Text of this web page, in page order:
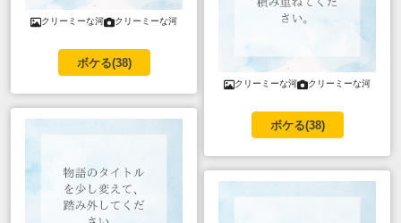
クリーミーな河 クリーミーな河
ボケる(38)
クリーミーな河 クリーミーな河
ボケる(38)